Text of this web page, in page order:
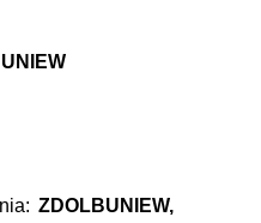
ZDOLBUNIEW,